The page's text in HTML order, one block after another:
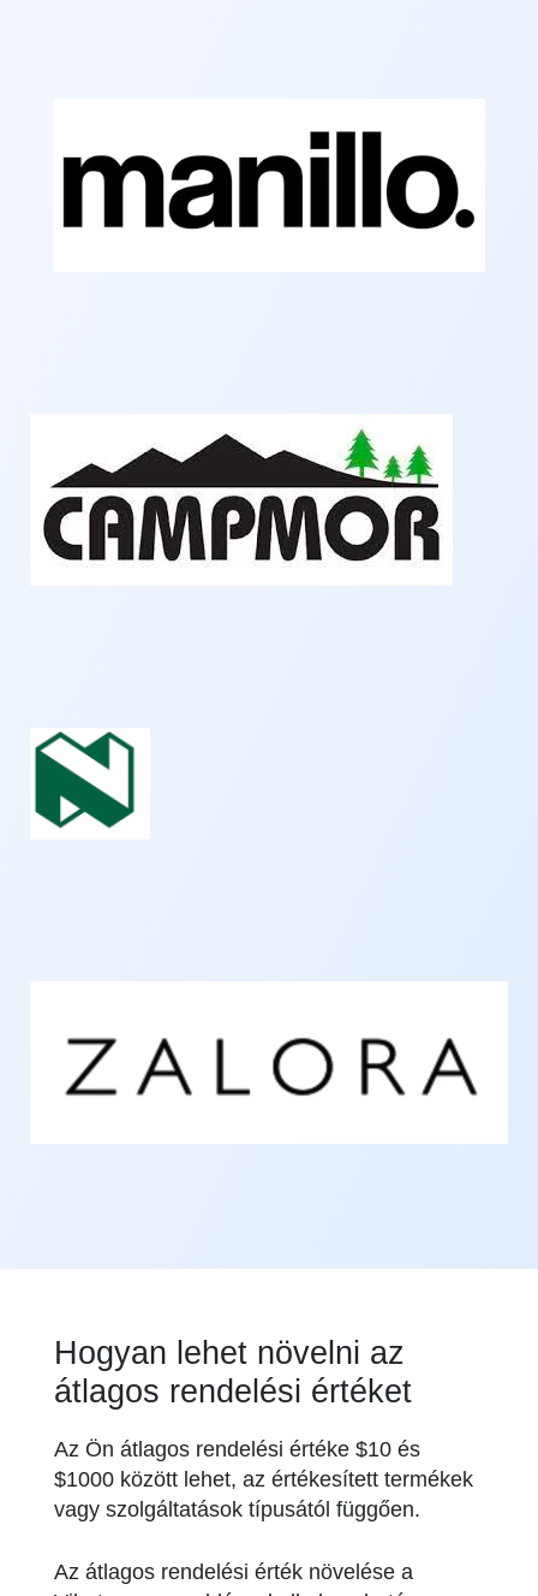
Hogyan lehet növelni az
átlagos rendelési értéket
Az Ön átlagos rendelési értéke $10 és
$1000 között lehet, az értékesített termékek
vagy szolgáltatások típusától függően.
Az átlagos rendelési érték növelése a